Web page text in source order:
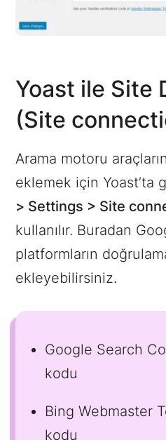
Yoast ile Site
(Site
Arama motoru
eklemek için Yoast’ta
> Settings > Site
kullanılır. Buradan
platformların
ekleyebilirsiniz.
Google Search
kodu
Bing Webmaster
kodu